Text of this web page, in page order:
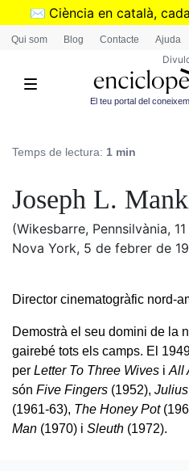
✉️ Ciència en català,
➜Subscriu-te al
Qui som Blog Contacte Ajuda
El teu portal del
Temps de lectura: 1 min
Joseph L.
(Wikesbarre, Pennsilvània,
Nova York, 5 de febrer de
Director cinematogràfic nord-
Demostrà el seu domini de la
gairebé tots els camps. El
per Letter To Three Wives i All
són Five Fingers (1952),
(1961-63), The Honey Pot
Man (1970) i Sleuth (1972).